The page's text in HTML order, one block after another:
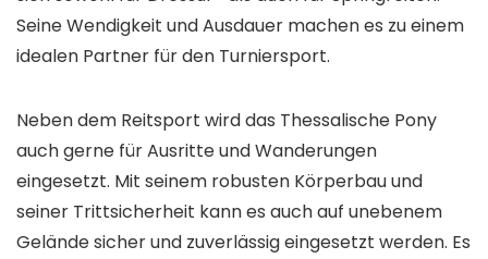
Seine Wendigkeit und Ausdauer machen es zu einem
idealen Partner für den Turniersport.
Neben dem Reitsport wird das Thessalische Pony
auch gerne für Ausritte und Wanderungen
eingesetzt. Mit seinem robusten Körperbau und
seiner Trittsicherheit kann es auch auf unebenem
Gelände sicher und zuverlässig eingesetzt werden. Es